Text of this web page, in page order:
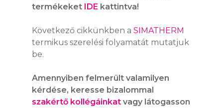
termékeket IDE kattintva!
Következő cikkünkben aSIMATHERM
termikus szerelési folyamatát mutatjuk
be.
Amennyiben felmerült valamilyen
kérdése, keresse bizalommal
szakértő kollégáinkat vagy látogasson